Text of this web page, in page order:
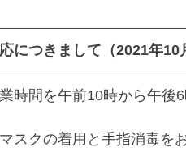
につきまして（2021年10
時間を午前10時から午後
スクの着用と手指消毒を